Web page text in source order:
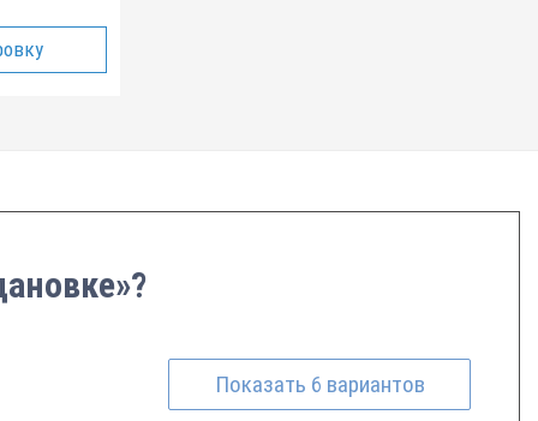
Показать 6 вариантов